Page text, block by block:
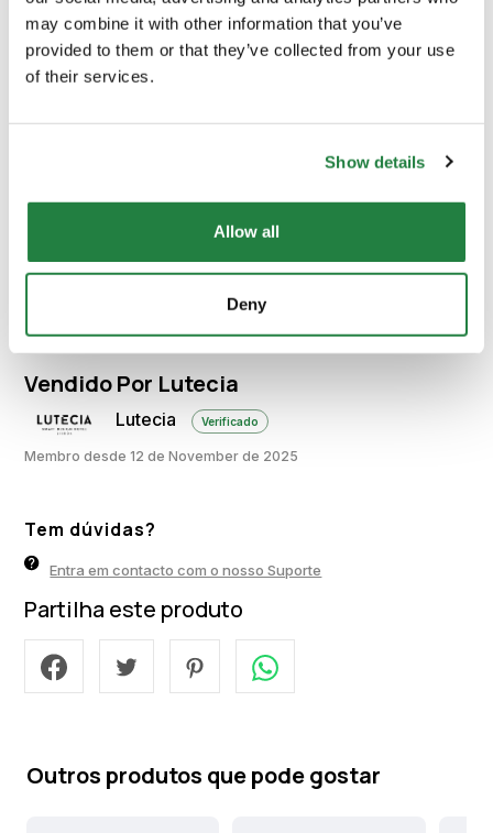
may combine it with other information that you’ve
provided to them or that they’ve collected from your use
of their services.
Show details
Allow all
Deny
Envio e Entrega
Calcular
Vendido Por Lutecia
Lutecia Verificado
Membro desde 12 de November de 2025
Tem dúvidas?
Entra em contacto com o nosso Suporte
Partilha este produto
Outros produtos que pode gostar